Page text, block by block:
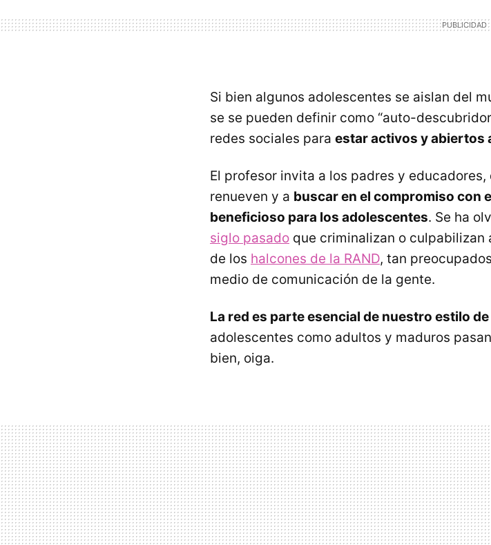
Si bien algunos adolescentes se aislan del
se se pueden definir como “auto-
redes sociales para estar activos y abiertos
El profesor invita a los padres y
renueven y a buscar en el compromiso con
beneficioso para los adolescentes. Se ha
siglo pasado que criminalizan o
de los halcones de la RAND, tan
medio de comunicación de la gente.
La red es parte esencial de nuestro estilo
adolescentes como adultos y maduros
bien, oiga.